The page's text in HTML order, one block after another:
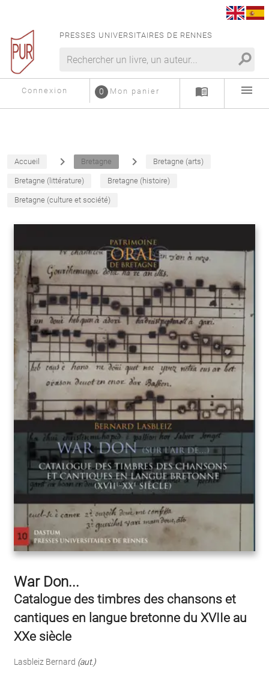
PRESSES UNIVERSITAIRES DE RENNES
search
Connexion Mon panier
0 menu_book menu
Accueil navigate_next Bretagne navigate_next Bretagne (arts)
Bretagne (littérature) Bretagne (histoire)
Bretagne (culture et société)
War Don...
Catalogue des timbres des chansons et
cantiques en langue bretonne du XVIIe au
XXe siècle
Lasbleiz Bernard (aut.)